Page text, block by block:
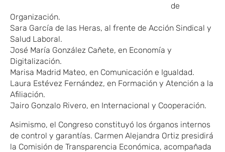
de
Organización.
Sara García de las Heras, al frente de Acción Sindical y
Salud Laboral.
José María González Cañete, en Economía y
Digitalización.
Marisa Madrid Mateo, en Comunicación e Igualdad.
Laura Estévez Fernández, en Formación y Atención a la
Afiliación.
Jairo Gonzalo Rivero, en Internacional y Cooperación.
Asimismo, el Congreso constituyó los órganos internos
de control y garantías. Carmen Alejandra Ortiz presidirá
la Comisión de Transparencia Económica, acompañada